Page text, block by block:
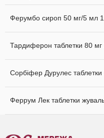
Ферумбо сироп 50 мг/5 мл
Тардиферон таблетки 80
Сорбіфер Дурулес
Феррум Лек таблетки